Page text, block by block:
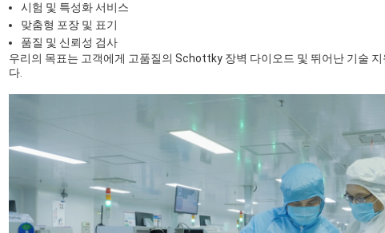
시험 및 특성화 서비스
맞춤형 포장 및 표기
품질 및 신뢰성 검사
우리의 목표는 고객에게 고품질의 Schottky 장벽 다이오드 및 뛰어난 기술
다.